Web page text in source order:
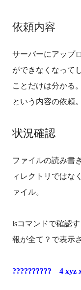
依頼内容
サーバーにアップ
ができなくなって
ことだけは分かる
という内容の依頼。
状況確認
ファイルの読み書
ィレクトリではな
ァイル。
lsコマンドで確認
報が全て？で表示
?????????? 4 xyz